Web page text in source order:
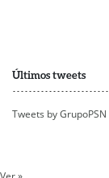
Últimos tweets
Tweets by GrupoPSN